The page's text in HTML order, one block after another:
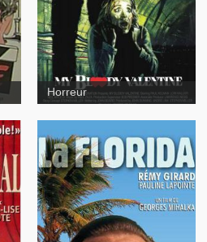
Horreur
La Florida